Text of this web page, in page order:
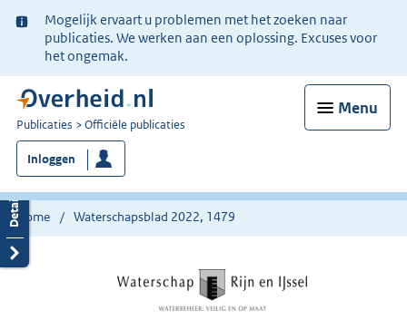
Ter
informatie:
Mogelijk ervaart u problemen met het zoeken naar
publicaties. We werken aan een oplossing. Excuses voor
het ongemak.
Menu
U
bent
nu
hier:
Publicaties Officiële publicaties
Inloggen
Home Waterschapsblad 2022, 1479